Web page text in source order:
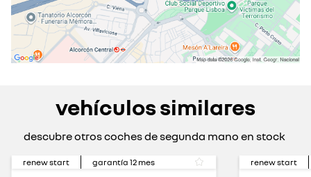
vehículos similares
descubre otros coches de segunda mano en stock
renew start garantía 12 mes renew start